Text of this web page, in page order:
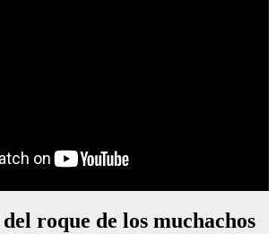
roque de los muchachos